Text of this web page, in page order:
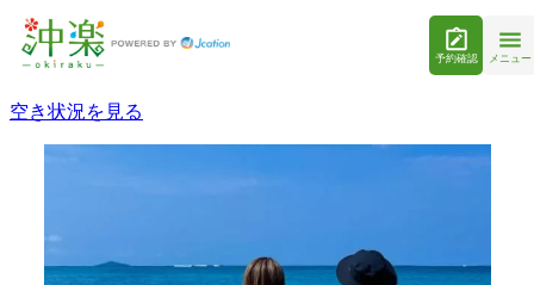
予約確認 メニュー
空き状況を見る